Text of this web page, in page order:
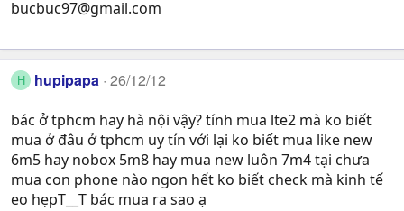
bucbuc97@gmail.com
H hupipapa 26/12/12
bác ở tphcm hay hà nội vậy? tính mua lte2 mà ko biết
mua ở đâu ở tphcm uy tín với lại ko biết mua like new
6m5 hay nobox 5m8 hay mua new luôn 7m4 tại chưa
mua con phone nào ngon hết ko biết check mà kinh tế
eo hẹpT__T bác mua ra sao ạ